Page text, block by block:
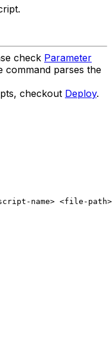
check Parameter
command parses the
checkout Deploy.
name> <file-